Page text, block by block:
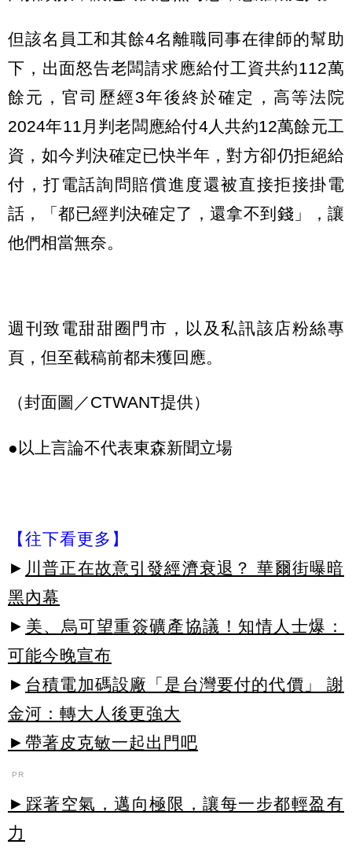
但該名員工和其餘4名離職同事在律師的幫助
下，出面怒告老闆請求應給付工資共約112萬
餘元，官司歷經3年後終於確定，高等法院
2024年11月判老闆應給付4人共約12萬餘元工
資，如今判決確定已快半年，對方卻仍拒絕給
付，打電話詢問賠償進度還被直接拒接掛電
話，「都已經判決確定了，還拿不到錢」，讓
他們相當無奈。
週刊致電甜甜圈門市，以及私訊該店粉絲專
頁，但至截稿前都未獲回應。
（封面圖／CTWANT提供）
●以上言論不代表東森新聞立場
【往下看更多】
► 川普正在故意引發經濟衰退？ 華爾街曝暗
黑內幕
► 美、烏可望重簽礦產協議！知情人士爆：
可能今晚宣布
► 台積電加碼設廠「是台灣要付的代價」 謝
金河：轉大人後更強大
►帶著皮克敏一起出門吧
PR
►踩著空氣，邁向極限，讓每一步都輕盈有
力